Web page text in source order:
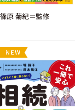
篠原 菊紀＝監修